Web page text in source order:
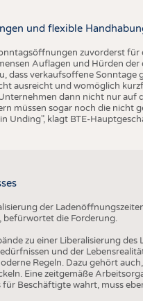
und flexible
zuvorderst für
Auflagen und Hürden der
dass verkaufsoffene Sonntage
ausreicht und womöglich
dann nicht nur auf
müssen sogar noch die nicht
Unding", klagt BTE-
der
befürwortet die Forderung.
zu einer Liberalisierung des
und der
Regeln. Dazu gehört
Eine zeitgemäße
Beschäftigte wahrt, muss